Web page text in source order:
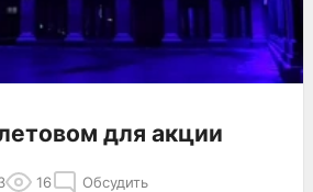
для акции
16 Обсудить